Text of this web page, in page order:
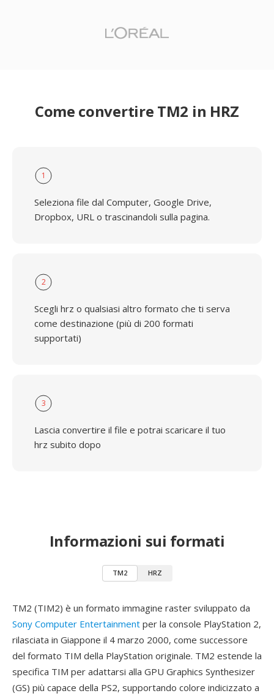
Come convertire TM2 in HRZ
1
Seleziona file dal Computer, Google Drive,
Dropbox, URL o trascinandoli sulla pagina.
2
Scegli hrz o qualsiasi altro formato che ti serva
come destinazione (più di 200 formati
supportati)
3
Lascia convertire il file e potrai scaricare il tuo
hrz subito dopo
Informazioni sui formati
TM2 HRZ
TM2 (TIM2) è un formato immagine raster sviluppato da
Sony Computer Entertainment per la console PlayStation 2,
rilasciata in Giappone il 4 marzo 2000, come successore
del formato TIM della PlayStation originale. TM2 estende la
specifica TIM per adattarsi alla GPU Graphics Synthesizer
(GS) più capace della PS2, supportando colore indicizzato a